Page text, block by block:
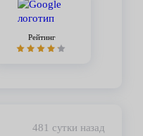
Рейтинг
481 сутки назад